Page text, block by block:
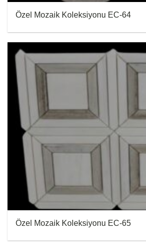
Özel Mozaik Koleksiyonu EC-64
Özel Mozaik Koleksiyonu EC-65